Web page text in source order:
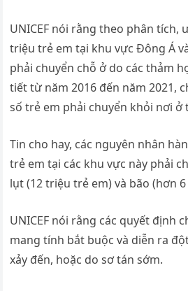
UNICEF nói rằng theo phân tích,
triệu trẻ em tại khu vực Đông Á
phải chuyển chỗ ở do các thảm
tiết từ năm 2016 đến năm 2021,
số trẻ em phải chuyển khỏi nơi ở
Tin cho hay, các nguyên nhân
trẻ em tại các khu vực này phải
lụt (12 triệu trẻ em) và bão (hơn
UNICEF nói rằng các quyết định
mang tính bắt buộc và diễn ra
xảy đến, hoặc do sơ tán sớm.